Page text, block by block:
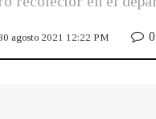
agosto 2021 12:22 PM 0